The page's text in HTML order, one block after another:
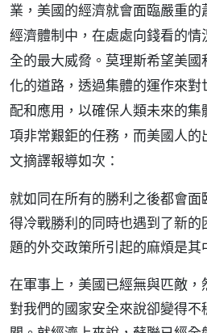
業，美國的經濟就會面臨嚴重的
經濟體制中，在處處向錢看的情
全的最大威脅。莫理斯希望美
化的道路，透過集體的運作來
配和應用，以確保人類未來的
項非常艱鉅的任務，而美國人的
文摘譯報導如次：
就如同在所有的勝利之後都會
得冷戰勝利的同時也遇到了新
題的外交政策所引起的麻煩是其
在軍事上，美國已經無與匹敵
對我們的國家安全來說卻變得不